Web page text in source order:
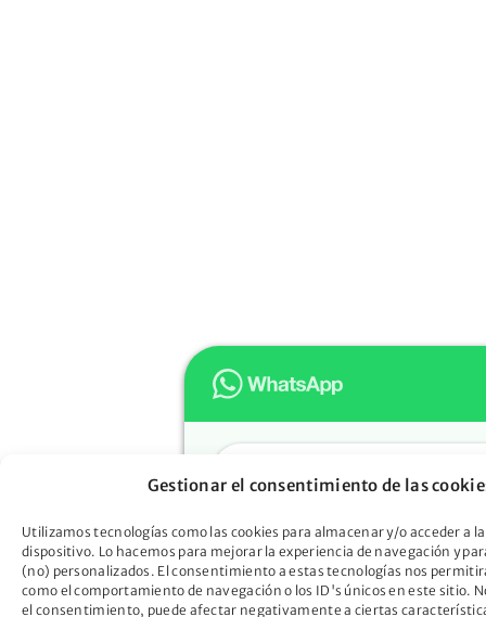
Gestionar el consentimiento de las
Utilizamos tecnologías como las cookies para almacenar y/o acceder a
dispositivo. Lo hacemos para mejorar la experiencia de navegación y
(no) personalizados. El consentimiento a estas tecnologías nos
como el comportamiento de navegación o los ID's únicos en este sitio.
el consentimiento, puede afectar negativamente a ciertas
Hola
Oportunidad. ¿En qué
ayudarte?
Descubre cómo la Ley de